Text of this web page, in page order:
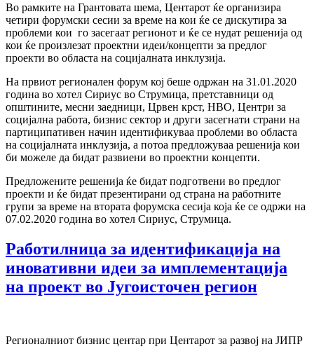
Во рамките на Грантовата шема, Центарот ќе организира
четири форумски сесии за време на кои ќе се дискутира за
проблеми кои го засегаат регионот и ќе се нудат решенија од
кои ќе произлезат проектни идеи/концепти за предлог
проекти во областа на социјалната инклузија.
На првиот регионален форум кој беше одржан на 31.01.2020
година во хотел Сириус во Струмица, претставници од
општините, месни заедници, Црвен крст, НВО, Центри за
социјална работа, бизнис сектор и други засегнати страни на
партиципативен начин идентификуваа проблеми во областа
на социјалната инклузија, а потоа предложуваа решенија кои
би можеле да бидат развиени во проектни концепти.
Предложените решенија ќе бидат подготвени во предлог
проекти и ќе бидат презентирани од страна на работните
групи за време на втората форумска сесија која ќе се одржи на
07.02.2020 година во хотел Сириус, Струмица.
Работилница за идентификација на
иновативни идеи за имплементација
на проект во Југоисточен регион
Регионалниот бизнис центар при Центарот за развој на ЈИПР